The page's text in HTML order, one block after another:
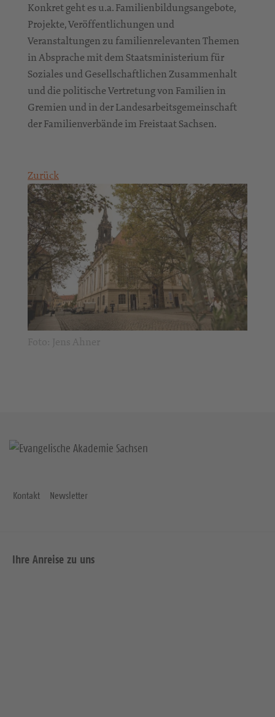
Konkret geht es u.a. Familienbildungsangebote,
Projekte, Veröffentlichungen und
Veranstaltungen zu familienrelevanten Themen
in Absprache mit dem Staatsministerium für
Soziales und Gesellschaftlichen Zusammenhalt
und die politische Vertretung von Familien in
Gremien und in der Landesarbeitsgemeinschaft
der Familienverbände im Freistaat Sachsen.
Zurück
Kontakt Newsletter
Ihre Anreise zu uns